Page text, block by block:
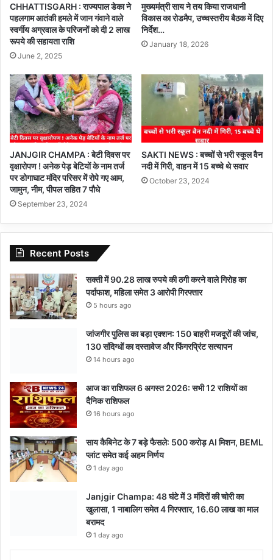
CHHATTISGARH : राज्यपाल डेका ने
पहलगाम आतंकी हमले में जान गंवाने वाले
स्वर्गीय अग्रवाल के परिजनों को दी 2 लाख
रूपये की सहायता राशि
June 2, 2025
मुख्यमंत्री साय ने तय किया राजधानी
विकास का रोडमैप, उच्चस्तरीय बैठक में दिए
निर्देश…
January 18, 2026
JANJGIR CHAMPA : बेटी दिवस पर
वृक्षारोपण ! अनेक पेड़ बेटियों के नाम तर्ज
पर डोगाघाट मंदिर परिसर में रोपे गए आम,
जामुन, नीम, पीपल सहित 7 पौधे
September 23, 2024
SAKTI NEWS : बच्चों से भरी स्कूल वैन
नदी में गिरी, वाहन में 15 बच्चे थे सवार
October 23, 2024
Recent Posts
सक्ती में 90.28 लाख रुपये की ठगी करने वाले गिरोह का
पर्दाफाश, महिला समेत 3 आरोपी गिरफ्तार
5 hours ago
जांजगीर पुलिस का बड़ा एक्शन: 150 बाहरी मजदूरों की जांच,
130 संदिग्धों का दस्तावेज और फिंगरप्रिंट सत्यापन
14 hours ago
आज का राशिफल 6 अगस्त 2026: सभी 12 राशियों का
दैनिक राशिफल
16 hours ago
साय कैबिनेट के 7 बड़े फैसले: 500 करोड़ AI मिशन, BEML
प्लांट समेत कई अहम निर्णय
1 day ago
Janjgir Champa: 48 घंटे में 3 मंदिरों की चोरी का
खुलासा, 1 नाबालिग समेत 4 गिरफ्तार, 16.60 लाख का माल
बरामद
1 day ago